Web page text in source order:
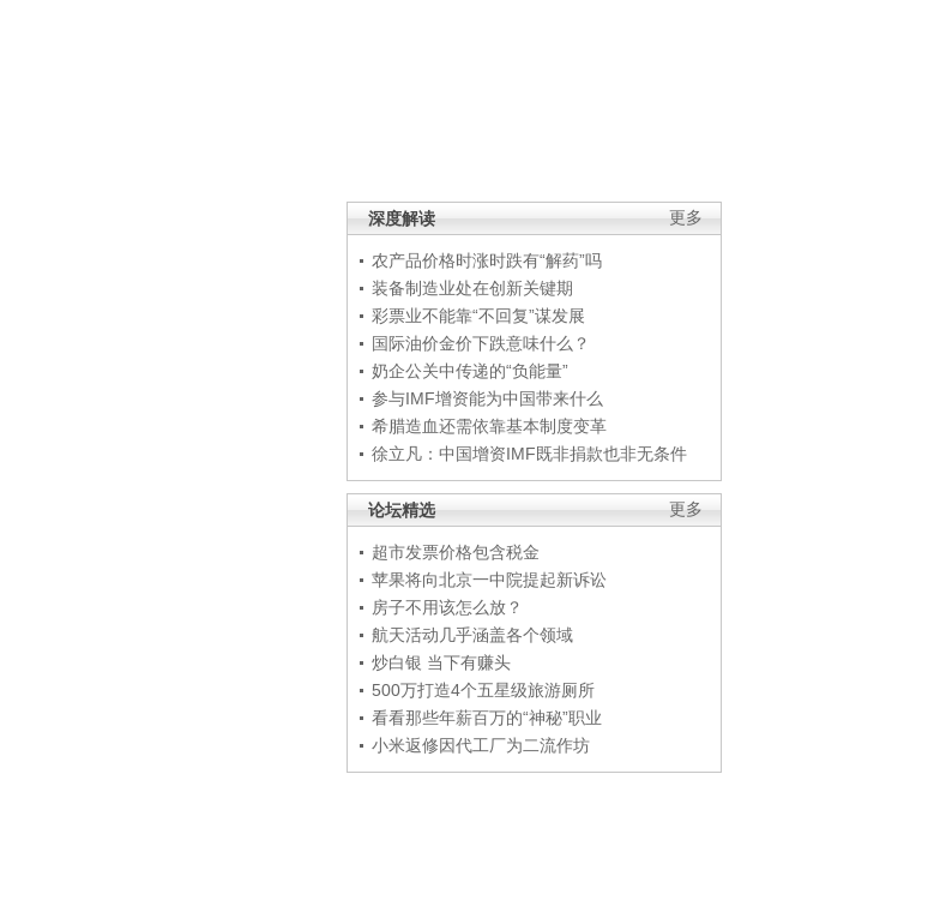
更多
深度解读
农产品价格时涨时跌有“解药”吗
装备制造业处在创新关键期
彩票业不能靠“不回复”谋发展
国际油价金价下跌意味什么？
奶企公关中传递的“负能量”
参与IMF增资能为中国带来什么
希腊造血还需依靠基本制度变革
徐立凡：中国增资IMF既非捐款也非无条件
更多
论坛精选
超市发票价格包含税金
苹果将向北京一中院提起新诉讼
房子不用该怎么放？
航天活动几乎涵盖各个领域
炒白银 当下有赚头
500万打造4个五星级旅游厕所
看看那些年薪百万的“神秘”职业
小米返修因代工厂为二流作坊